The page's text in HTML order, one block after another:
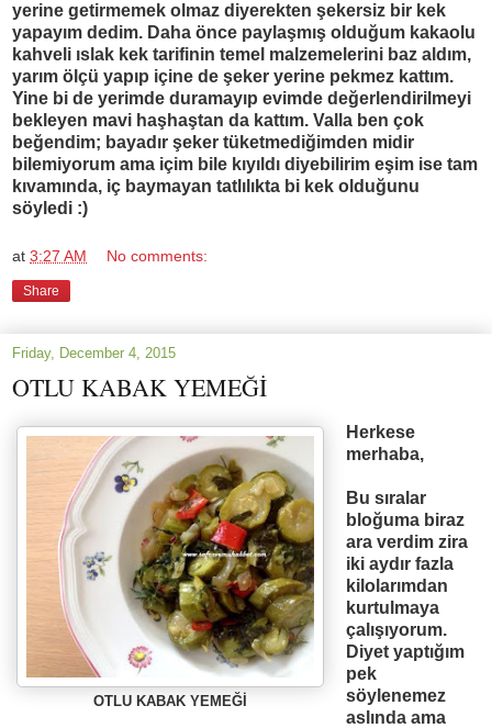
yerine getirmemek olmaz diyerekten şekersiz bir kek
yapayım dedim. Daha önce paylaşmış olduğum kakaolu
kahveli ıslak kek tarifinin temel malzemelerini baz ald ım,
yarım ölçü yapıp içine de şeker yerine pekmez kattım.
Yine bi de yerimde duramayıp evimde değerlendirilmeyi
bekleyen mavi haşhaştan da kattım. Valla ben çok
beğendim; bayadır şeker tüketmediğimden midir
bilemiyorum ama içim bile kıyıldı diyebilirim eşim ise tam
kıvamında, iç baymayan tatlılıkta bi kek olduğunu
söyledi :)
at 3:27 AM No comments:
Share
Friday, December 4, 2015
OTLU KABAK YEMEĞİ
OTLU KABAK YEMEĞİ
Herkese
merhaba,
Bu sıralar
bloğuma biraz
ara verdim zira
iki aydır fazla
kilolarımdan
kurtulmaya
çalışıyorum.
Diyet yaptığım
pek
söylenemez
aslında ama